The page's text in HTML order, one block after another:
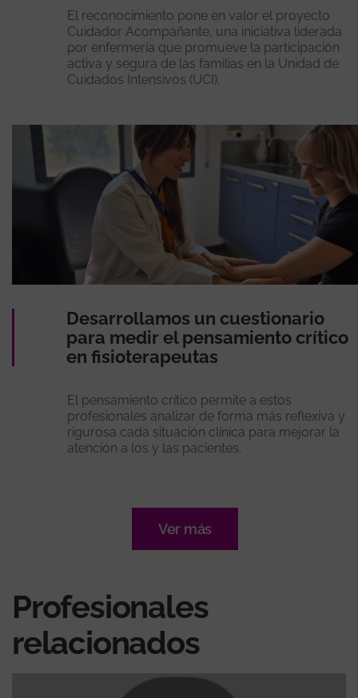
El reconocimiento pone en valor el proyecto
Cuidador Acompañante, una iniciativa liderada
por enfermería que promueve la participación
activa y segura de las familias en la Unidad de
Cuidados Intensivos (UCI).
Desarrollamos un cuestionario
para medir el pensamiento crítico
en fisioterapeutas
El pensamiento crítico permite a estos
profesionales analizar de forma más reflexiva y
rigurosa cada situación clínica para mejorar la
atención a los y las pacientes.
Ver más
Profesionales
relacionados